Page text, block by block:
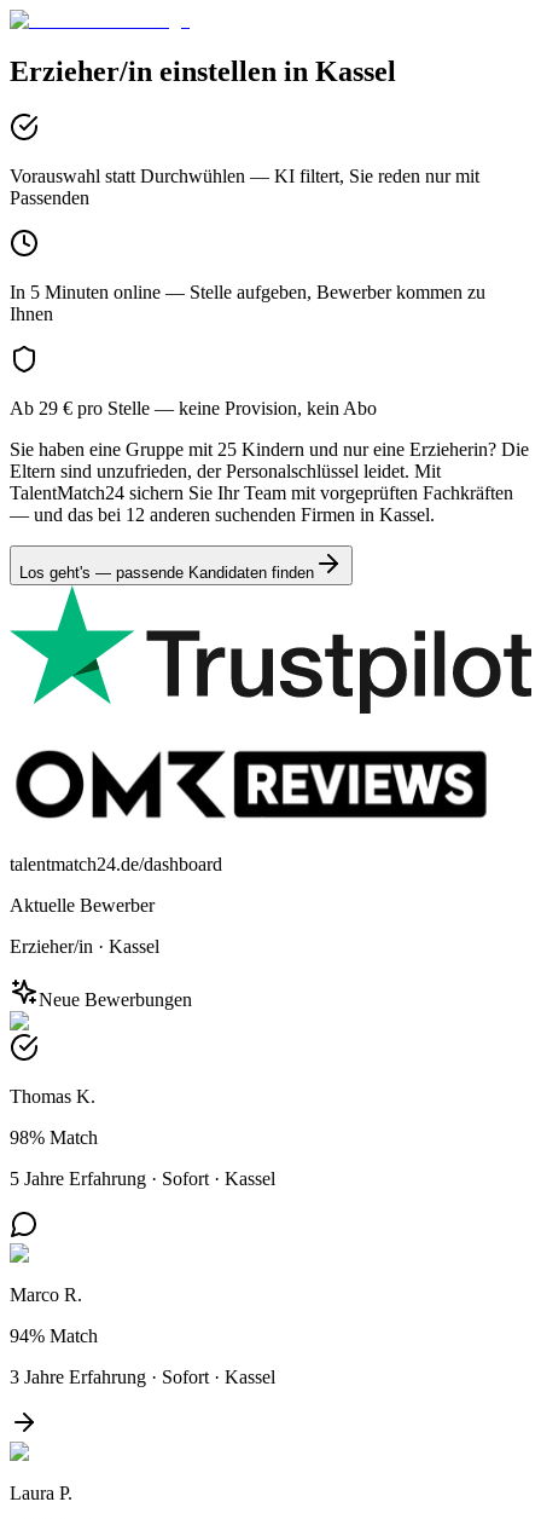
Erzieher/in einstellen in Kassel
Vorauswahl statt Durchwühlen — KI filtert, Sie reden nur mit
Passenden
In 5 Minuten online — Stelle aufgeben, Bewerber kommen zu
Ihnen
Ab 29 € pro Stelle — keine Provision, kein Abo
Sie haben eine Gruppe mit 25 Kindern und nur eine Erzieherin? Die
Eltern sind unzufrieden, der Personalschlüssel leidet. Mit
TalentMatch24 sichern Sie Ihr Team mit vorgeprüften Fachkräften
— und das bei 12 anderen suchenden Firmen in Kassel.
Los geht's — passende Kandidaten finden
talentmatch24.de/dashboard
Aktuelle Bewerber
Erzieher/in · Kassel
Neue Bewerbungen
Thomas K.
98% Match
5 Jahre Erfahrung · Sofort · Kassel
Marco R.
94% Match
3 Jahre Erfahrung · Sofort · Kassel
Laura P.